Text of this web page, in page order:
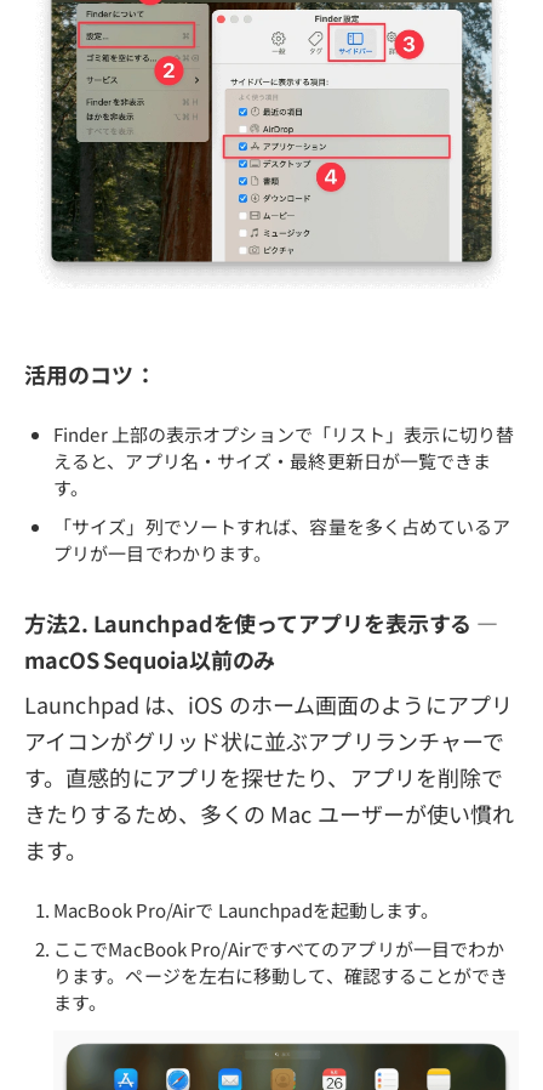
活用のコツ：
Finder 上部の表示オプションで「リスト」表示に切り替
えると、アプリ名・サイズ・最終更新日が一覧できま
す。
「サイズ」列でソートすれば、容量を多く占めているア
プリが一目でわかります。
方法2. Launchpadを使ってアプリを表示する —
macOS Sequoia以前のみ
Launchpad は、iOS のホーム画面のようにアプリ
アイコンがグリッド状に並ぶアプリランチャーで
す。直感的にアプリを探せたり、アプリを削除で
きたりするため、多くの Mac ユーザーが使い慣れ
ます。
MacBook Pro/Airで Launchpadを起動します。
ここでMacBook Pro/Airですべてのアプリが一目でわか
ります。ページを左右に移動して、確認することができ
ます。